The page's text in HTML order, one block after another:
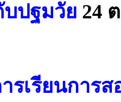
บปฐมวัย 24
รเรียนการ